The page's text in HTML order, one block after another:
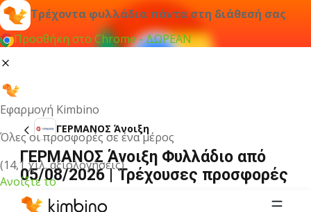
Τρέχοντα φυλλάδια πάντα στη διάθεσή σας
Προσθήκη στο Chrome - ΔΩΡΕΑΝ
Εφαρμογή Kimbino
Όλες οι προσφορές σε ένα μέρος
(14,1 χιλ. αξιολογήσεις)
Ανοίξτε το
ΓΕΡΜΑΝΟΣ Άνοιξη
ΓΕΡΜΑΝΟΣ Άνοιξη Φυλλάδιο από
05/08/2026 | Τρέχουσες προσφορές